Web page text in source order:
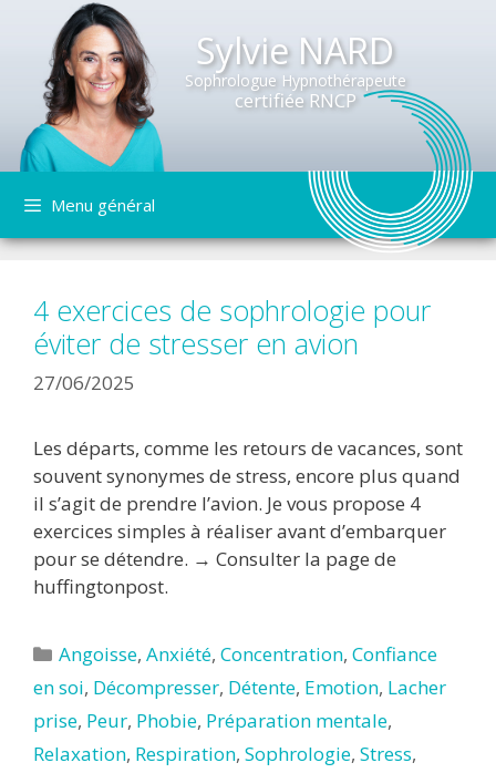
Sylvie NARD
Sophrologue Hypnothérapeute
certifiée RNCP
contenu
Menu général
4 exercices de sophrologie pour
éviter de stresser en avion
27/06/2025
Les départs, comme les retours de vacances, sont
souvent synonymes de stress, encore plus quand
il s’agit de prendre l’avion. Je vous propose 4
exercices simples à réaliser avant d’embarquer
pour se détendre. → Consulter la page de
huffingtonpost.
Catégories
Angoisse,Anxiété,Concentration,Confiance
en soi, Décompresser, Détente, Emotion, Lacher
prise, Peur, Phobie, Préparation mentale,
Relaxation, Respiration, Sophrologie, Stress,